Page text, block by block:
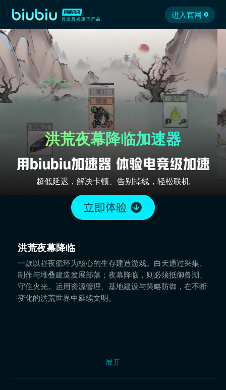
进入官网
洪荒夜幕降临加速器
超低延迟，解决卡顿、告别掉线，轻松联机
洪荒夜幕降临
一款以昼夜循环为核心的生存建造游戏。白天通过采集、
制作与堆叠建造发展部落；夜幕降临，则必须抵御兽潮、
守住火光。运用资源管理、基地建设与策略防御，在不断
变化的洪荒世界中延续文明。
展开